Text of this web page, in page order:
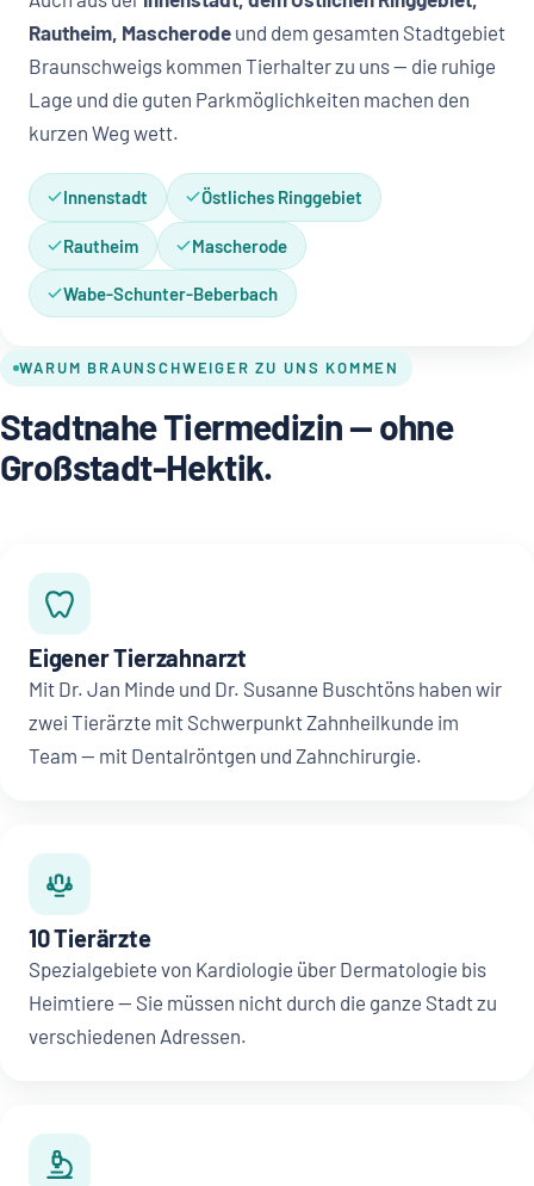
Rautheim, Mascherode und dem gesamten Stadtgebiet
Braunschweigs kommen Tierhalter zu uns — die ruhige
Lage und die guten Parkmöglichkeiten machen den
kurzen Weg wett.
Innenstadt Östliches Ringgebiet
Rautheim Mascherode
Wabe-Schunter-Beberbach
WARUM BRAUNSCHWEIGER ZU UNS KOMMEN
Stadtnahe Tiermedizin — ohne
Großstadt-Hektik.
Eigener Tierzahnarzt
Mit Dr. Jan Minde und Dr. Susanne Buschtöns haben wir
zwei Tierärzte mit Schwerpunkt Zahnheilkunde im
Team — mit Dentalröntgen und Zahnchirurgie.
10 Tierärzte
Spezialgebiete von Kardiologie über Dermatologie bis
Heimtiere — Sie müssen nicht durch die ganze Stadt zu
verschiedenen Adressen.